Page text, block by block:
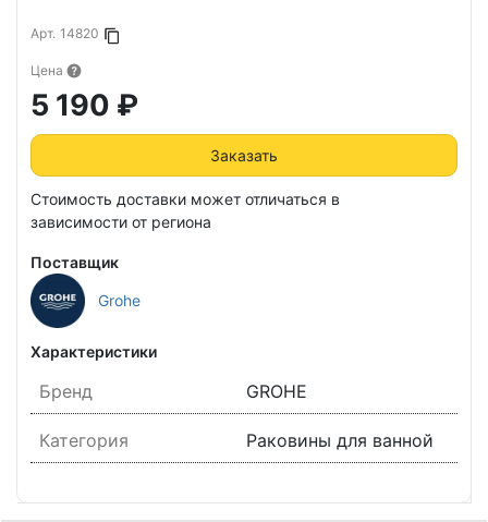
Арт. 14820
Копировать в буфер
Цена
5 190 ₽
Заказать
Стоимость доставки может отличаться в
зависимости от региона
Поставщик
Grohe
Характеристики
Бренд GROHE
Категория Раковины для ванной